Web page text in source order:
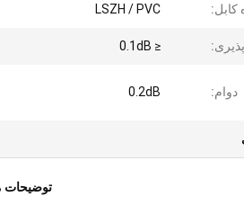
کابل: LSZH / PVC
≤ 0.1dB
دوام: 0.2dB